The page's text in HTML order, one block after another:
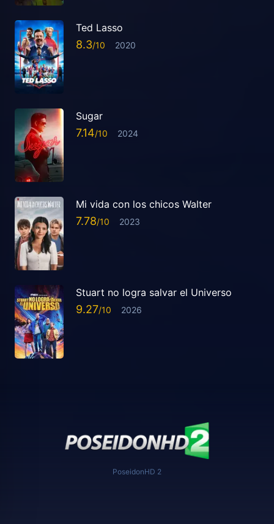
Ted Lasso
8.3 2020
Sugar
7.14 2024
Mi vida con los chicos Walter
7.78 2023
Stuart no logra salvar el Universo
9.27 2026
PoseidonHD 2